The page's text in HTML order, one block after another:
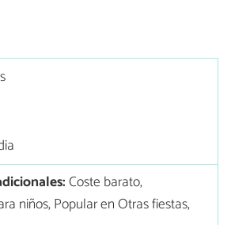
Coste barato,
niños, Popular en Otras fiestas,